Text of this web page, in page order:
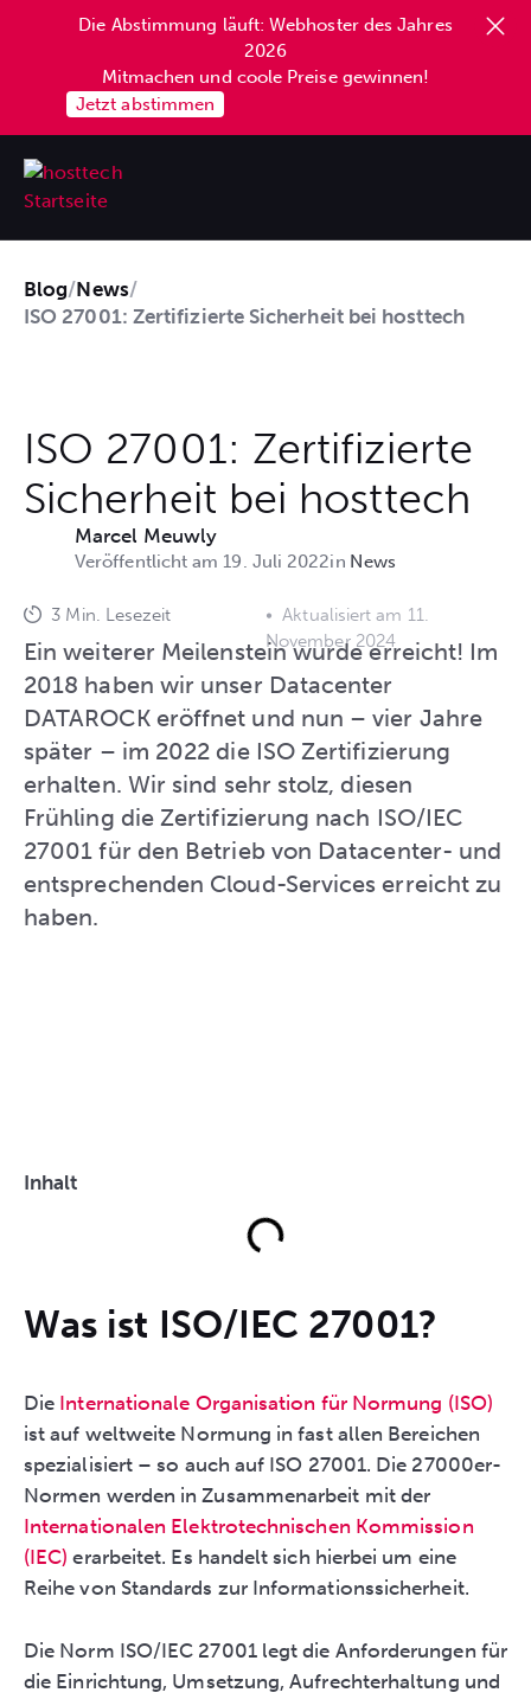
Die Abstimmung läuft: Webhoster des Jahres
2026
Mitmachen und coole Preise gewinnen!
Jetzt abstimmen
Blog/News/
ISO 27001: Zertifizierte Sicherheit bei hosttech
ISO 27001: Zertifizierte
Sicherheit bei hosttech
Marcel Meuwly
Veröffentlicht am 19. Juli 2022 News
3 Min. Lesezeit • Aktualisiert am 11.
November 2024
Ein weiterer Meilenstein wurde erreicht! Im
2018 haben wir unser Datacenter
DATAROCK eröffnet und nun – vier Jahre
später – im 2022 die ISO Zertifizierung
erhalten. Wir sind sehr stolz, diesen
Frühling die Zertifizierung nach ISO/IEC
27001 für den Betrieb von Datacenter- und
entsprechenden Cloud-Services erreicht zu
haben.
Inhalt
Was ist ISO/IEC 27001?
Die Internationale Organisation für Normung (ISO)
ist auf weltweite Normung in fast allen Bereichen
spezialisiert – so auch auf ISO 27001. Die 27000er-
Normen werden in Zusammenarbeit mit der
Internationalen Elektrotechnischen Kommission
(IEC) erarbeitet. Es handelt sich hierbei um eine
Reihe von Standards zur Informationssicherheit.
Die Norm ISO/IEC 27001 legt die Anforderungen für
die Einrichtung, Umsetzung, Aufrechterhaltung und